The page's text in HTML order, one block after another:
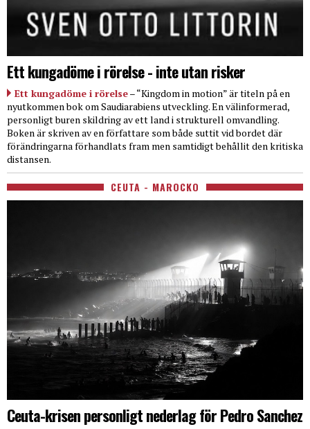
Ett kungadöme i rörelse - inte utan risker
Ett kungadöme i rörelse– “Kingdom in motion” är titeln på en
nyutkommen bok om Saudiarabiens utveckling. En välinformerad,
personligt buren skildring av ett land i strukturell omvandling.
Boken är skriven av en författare som både suttit vid bordet där
förändringarna förhandlats fram men samtidigt behållit den kritiska
distansen.
CEUTA - MAROCKO
Ceuta-krisen personligt nederlag för Pedro Sanchez